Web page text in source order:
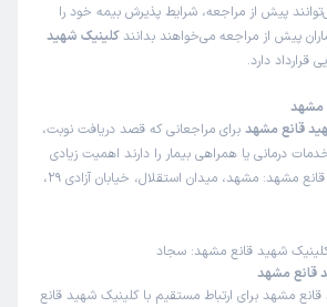
علت مراجعه : مشکل کلیه
نوبت از دکترتو
میکنم
پیش از مراجعه، شرایط پذیرش بیمه خود را
پیش از مراجعه می‌خواهند بدانند کلینیک شهید
قرارداد دارد.
مشهد
قانع مشهد برای مراجعانی که قصد دریافت نوبت،
درمانی یا همراهی بیمار را دارند اهمیت زیادی
دارد. آدرس کلینیک شهید قانع مشهد: مشهد، میدان استقلال، خیابان آزادی 29،
شهید قانع مشهد: سجاد
قانع مشهد
مشهد برای ارتباط مستقیم با کلینیک شهید قانع